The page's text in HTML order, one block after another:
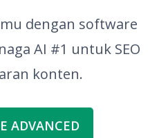
dengan software
AI #1 untuk SEO
konten.
ADVANCED